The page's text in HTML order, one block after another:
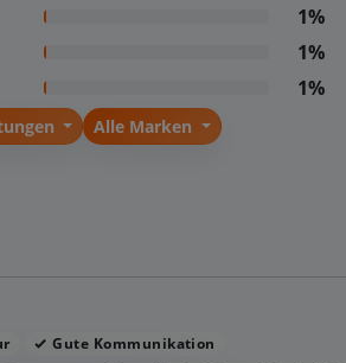
1%
1%
1%
Alle Marken
Gute Kommunikation